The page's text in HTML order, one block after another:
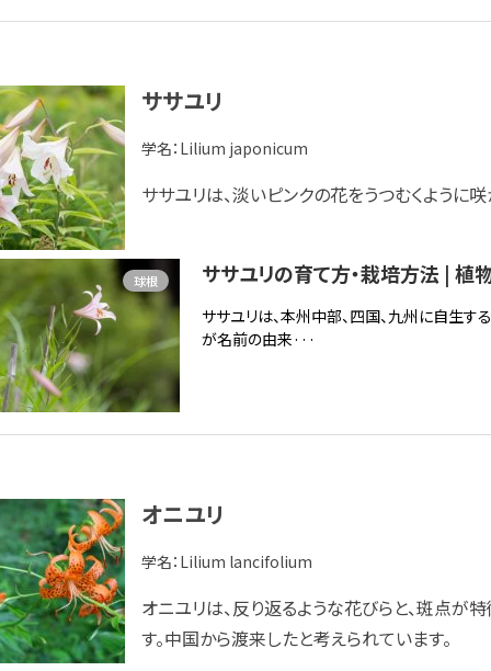
ササユリ
学名： Lilium japonicum
ササユリは、淡いピンクの花をうつむくように咲
ササユリの育て方・栽培方法 | 植
ササユリは、本州中部、四国、九州に自生
が名前の由来···
球根
オニユリ
学名： Lilium lancifolium
オニユリは、反り返るような花びらと、斑点が
す。中国から渡来したと考えられています。